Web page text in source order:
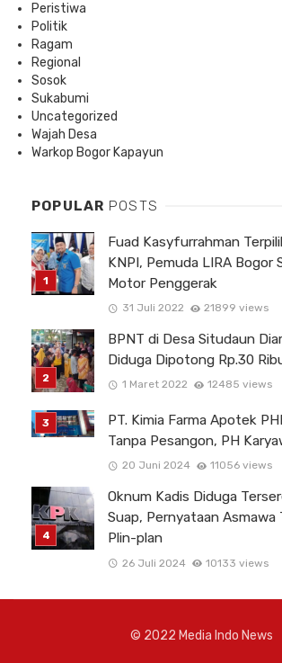
Peristiwa
Politik
Ragam
Regional
Sosok
Sukabumi
Uncategorized
Wajah Desa
Warkop Bogor Kapayun
POPULAR POSTS
Fuad Kasyfurrahman
KNPI, Pemuda LIRA Bogor
Motor Penggerak
31 Juli 2022 21899 views
BPNT di Desa Situdaun
Diduga Dipotong Rp.30
1 Maret 2022 12485 views
PT. Kimia Farma Apotek
Tanpa Pesangon, PH
20 Juni 2024 11056 views
Oknum Kadis Diduga
Suap, Pernyataan Asmawa
Plin-plan
26 Juli 2024 10133 views
© 2022 Media Indo News